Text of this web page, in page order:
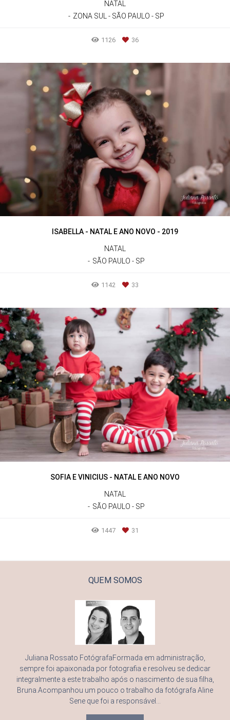
NATAL
ZONA SUL - SÃO PAULO - SP
1126 36
ISABELLA - NATAL E ANO NOVO - 2019
NATAL
SÃO PAULO - SP
1142 33
SOFIA E VINICIUS - NATAL E ANO NOVO
NATAL
SÃO PAULO - SP
1447 31
QUEM SOMOS
Juliana Rossato FotógrafaFormada em administração,
sempre foi apaixonada por fotografia e resolveu se dedicar
integralmente a este trabalho após o nascimento de sua filha,
Bruna.Acompanhou um pouco o trabalho da fotógrafa Aline
Sene que foi a responsável...